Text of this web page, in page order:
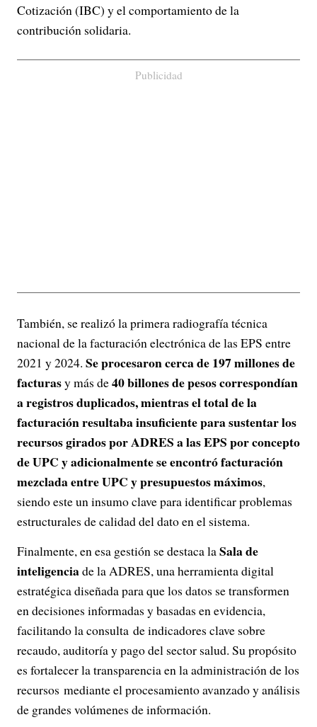
Cotización (IBC) y el comportamiento de la
contribución solidaria.
Publicidad
También, se realizó la primera radiografía técnica
nacional de la facturación electrónica de las EPS entre
2021 y 2024. Se procesaron cerca de 197 millones de
facturasy más de40 billones de pesos correspondían
a registros duplicados, mientras el total de la
facturación resultaba insuficiente para sustentar los
recursos girados por ADRES a las EPS por concepto
de UPC y adicionalmente se encontró facturación
mezclada entre UPC y presupuestos máximos,
siendo este un insumo clave para identificar problemas
estructurales de calidad del dato en el sistema.
Finalmente, en esa gestión se destaca laSala de
inteligenciade la ADRES, una herramienta digital
estratégica diseñada para que los datos se transformen
en decisiones informadas y basadas en evidencia,
facilitando la consulta de indicadores clave sobre
recaudo, auditoría y pago del sector salud. Su propósito
es fortalecer la transparencia en la administración de los
recursos mediante el procesamiento avanzado y análisis
de grandes volúmenes de información.